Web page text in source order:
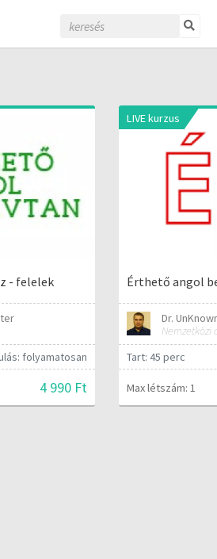
- felelek
folyamatosan
4 990 Ft
LIVE kurzus
Érthető angol
Dr.
Nemzetközi
Tart: 45 perc
Max létszám: 1